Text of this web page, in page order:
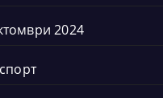
2024